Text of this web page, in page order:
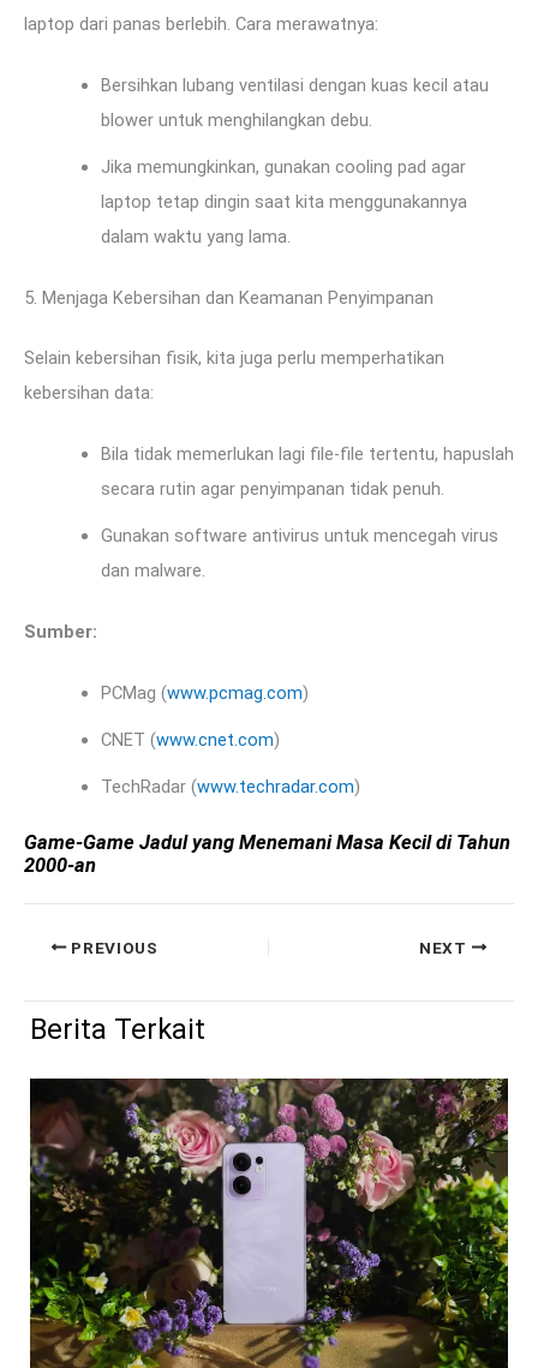
laptop dari panas berlebih. Cara merawatnya:
Bersihkan lubang ventilasi dengan kuas kecil atau
blower untuk menghilangkan debu.
Jika memungkinkan, gunakan cooling pad agar
laptop tetap dingin saat kita menggunakannya
dalam waktu yang lama.
5. Menjaga Kebersihan dan Keamanan Penyimpanan
Selain kebersihan fisik, kita juga perlu memperhatikan
kebersihan data:
Bila tidak memerlukan lagi file-file tertentu, hapuslah
secara rutin agar penyimpanan tidak penuh.
Gunakan software antivirus untuk mencegah virus
dan malware.
Sumber:
PCMag (www.pcmag.com)
CNET (www.cnet.com)
TechRadar (www.techradar.com)
Game-Game Jadul yang Menemani Masa Kecil di Tahun
2000-an
PREVIOUS NEXT
Berita Terkait